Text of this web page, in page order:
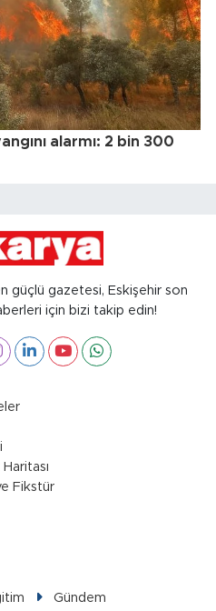
alarmı: 2 bin 300
güçlü gazetesi, Eskişehir son
için bizi takip edin!
Fikstür
Gündem